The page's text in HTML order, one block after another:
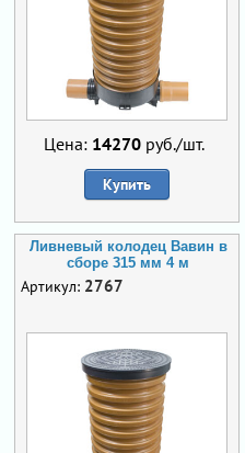
Цена: 14270 руб./шт.
Купить
Ливневый колодец Вавин в
сборе 315 мм 4 м
Артикул: 2767